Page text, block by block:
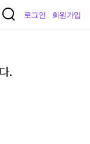
로그인 회원가입
.